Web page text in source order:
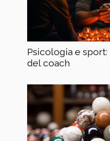
Psicologia e
del coach